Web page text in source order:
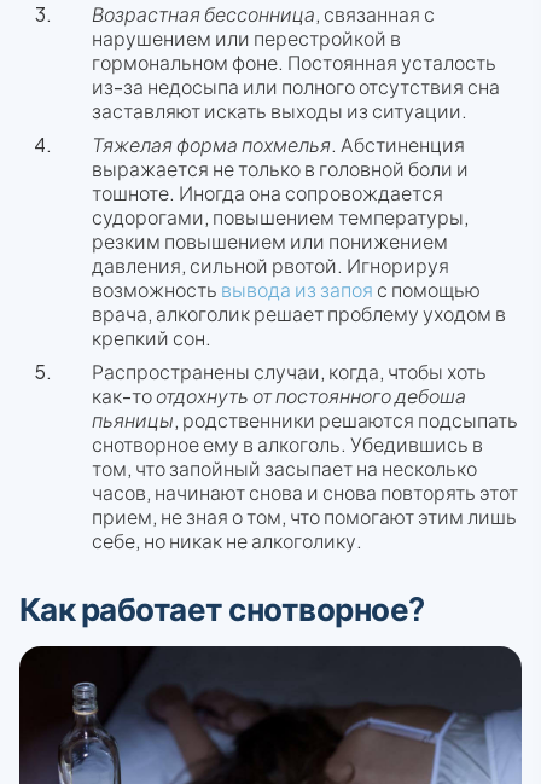
Возрастная бессонница, связанная с
нарушением или перестройкой в
гормональном фоне. Постоянная усталость
из-за недосыпа или полного отсутствия сна
заставляют искать выходы из ситуации.
Тяжелая форма похмелья. Абстиненция
выражается не только в головной боли и
тошноте. Иногда она сопровождается
судорогами, повышением температуры,
резким повышением или понижением
давления, сильной рвотой. Игнорируя
возможность вывода из запоя с помощью
врача, алкоголик решает проблему уходом в
крепкий сон.
Распространены случаи, когда, чтобы хоть
как-тоотдохнуть от постоянного дебоша
пьяницы, родственники решаются подсыпать
снотворное ему в алкоголь. Убедившись в
том, что запойный засыпает на несколько
часов, начинают снова и снова повторять этот
прием, не зная о том, что помогают этим лишь
себе, но никак не алкоголику.
Как работает снотворное?